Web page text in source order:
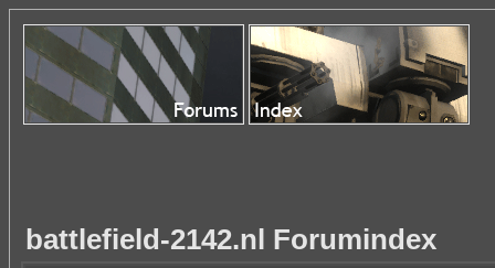
battlefield-2142.nl Forumindex